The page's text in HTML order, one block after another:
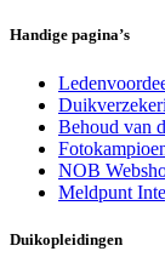
Handige pagina’s
Behoud van
NOB
Meldpunt
Duikopleidingen